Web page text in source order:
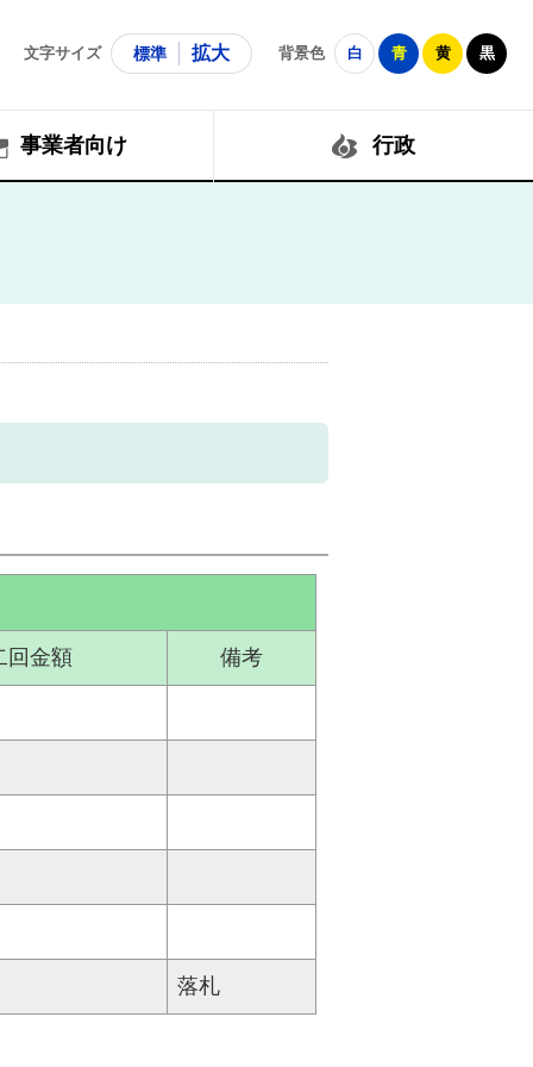
文字サイズ 標準 拡大 背景色 白 青 黄 黒
事業者向け 行政
回金額 備考
落札